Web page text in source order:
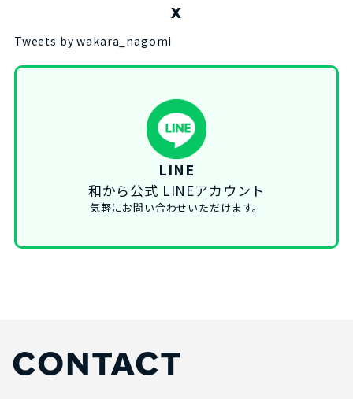
X
Tweets by wakara_nagomi
LINE
和から公式 LINEアカウント
気軽にお問い合わせいただけます。
CONTACT